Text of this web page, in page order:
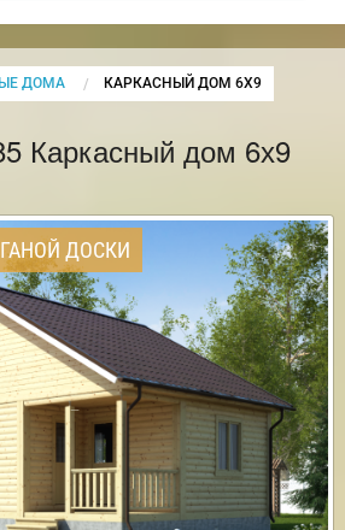
ДОМА CURRENT:
КАРКАСНЫЙ ДОМ 6Х9
Каркасный дом 6х9
ДОСКИ